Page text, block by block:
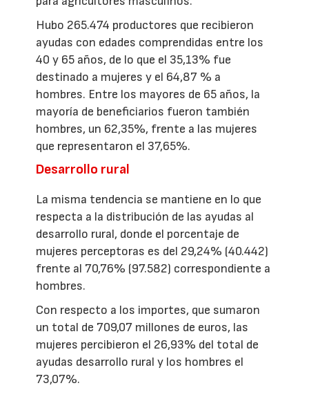
Hubo 265.474 productores que recibieron
ayudas con edades comprendidas entre los
40 y 65 años, de lo que el 35,13% fue
destinado a mujeres y el 64,87 % a
hombres. Entre los mayores de 65 años, la
mayoría de beneficiarios fueron también
hombres, un 62,35%, frente a las mujeres
que representaron el 37,65%.
Desarrollo rural
La misma tendencia se mantiene en lo que
respecta a la distribución de las ayudas al
desarrollo rural, donde el porcentaje de
mujeres perceptoras es del 29,24% (40.442)
frente al 70,76% (97.582) correspondiente a
hombres.
Con respecto a los importes, que sumaron
un total de 709,07 millones de euros, las
mujeres percibieron el 26,93% del total de
ayudas desarrollo rural y los hombres el
73,07%.